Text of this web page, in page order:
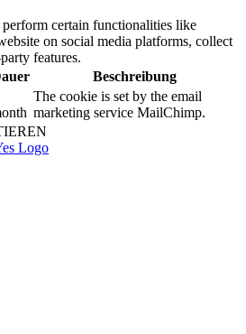
certain functionalities like
on social media platforms, collect
features.
Beschreibung
The cookie is set by the email
marketing service MailChimp.